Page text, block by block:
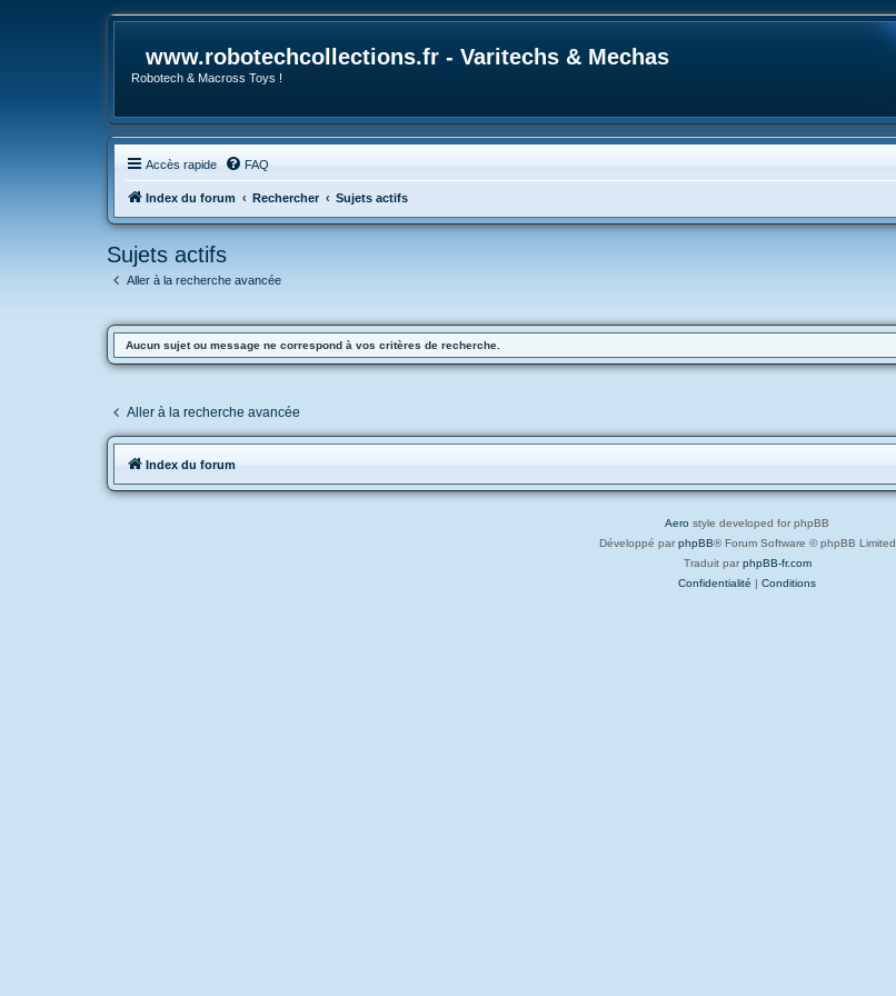
www.robotechcollections.fr - Varitechs & Mechas
Robotech & Macross Toys !
Accès rapide FAQ
Index du forum Rechercher Sujets actifs
Sujets actifs
Aller à la recherche avancée
Aucun sujet ou message ne correspond à vos critères de recherche.
Aller à la recherche avancée
Index du forum
Aero style developed for phpBB
Développé par phpBB® Forum Software © phpBB Limited
Traduit par phpBB-fr.com
Confidentialité | Conditions